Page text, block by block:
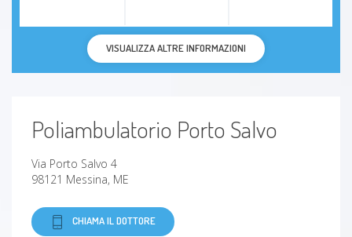
Artrosi
Dermatomiosite
Epicondilite
Gomito del tennista (epicondilite)
VISUALIZZA ALTRE INFORMAZIONI
Poliambulatorio Porto Salvo
Via Porto Salvo 4
98121 Messina, ME
CHIAMA IL DOTTORE